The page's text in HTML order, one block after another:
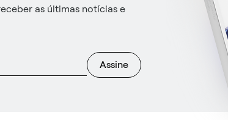
as últimas notícias e
Assine